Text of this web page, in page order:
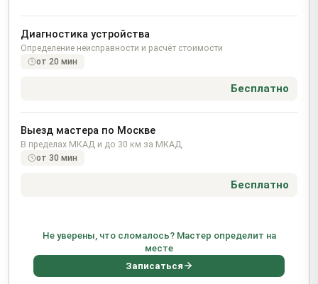
Диагностика устройства
Определение неисправности и расчёт стоимости
от 20 мин
Бесплатно
Выезд мастера по Москве
В пределах МКАД и до 30 км за МКАД
от 30 мин
Бесплатно
Не уверены, что сломалось? Мастер определит на
месте
Записаться